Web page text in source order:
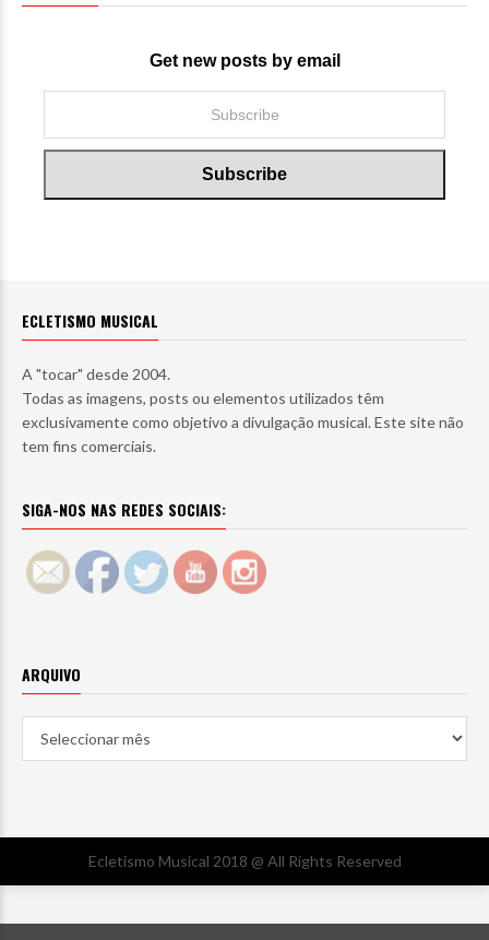
Get new posts by email
ECLETISMO MUSICAL
A "tocar" desde 2004.
Todas as imagens, posts ou elementos utilizados têm
exclusivamente como objetivo a divulgação musical. Este site não
tem fins comerciais.
SIGA-NOS NAS REDES SOCIAIS:
ARQUIVO
Ecletismo Musical 2018 @ All Rights Reserved